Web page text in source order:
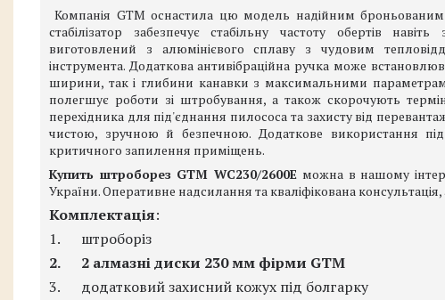
Компанія GTM оснастила цю модель надійним
стабілізатор забезпечує стабільну частоту обертів
виготовлений з алюмінієвого сплаву з чудовим
інструмента. Додаткова антивібраційна ручка може
ширини, так і глибини канавки з максимальними
полегшує роботи зі штробування, а також скорочують
перехідника для під'єднання пилососа та захисту від
чистою, зручною й безпечною. Додаткове використання
критичного запилення приміщень.
Купить штроборез GTM WC230/2600E можна в нашому
України. Оперативне надсилання та кваліфікована
Комплектація:
1.
штроборіз
2.
2 алмазні диски 230 мм фірми GTM
3.
додатковий захисний кожух під болгарку